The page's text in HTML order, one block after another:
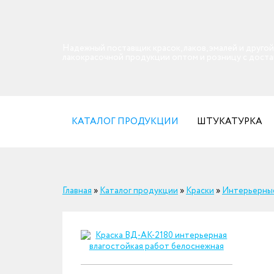
КАТАЛОГ ПРОДУКЦИИ ШТУКАТУРКА
Главная » Каталог продукции » Краски »